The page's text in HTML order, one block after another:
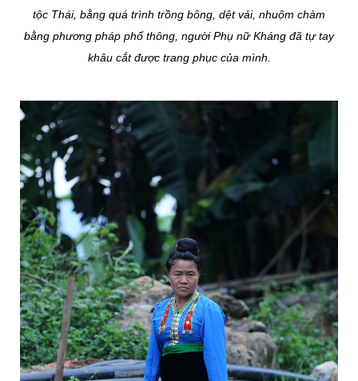
tộc Thái, bằng quá trình trồng bông, dệt vải, nhuộm chàm
bằng phương pháp phổ thông, người Phụ nữ Kháng đã tự tay
khâu cắt được trang phục của mình.